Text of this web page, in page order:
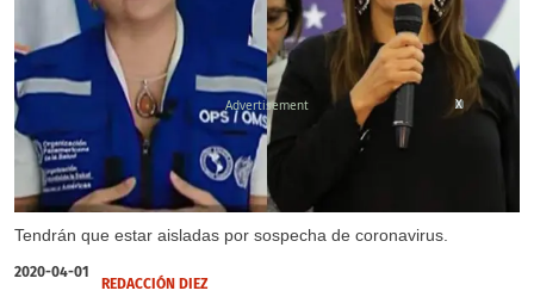
Tendrán que estar aisladas por sospecha de coronavirus.
X
2020-04-01
REDACCIÓN DIEZ